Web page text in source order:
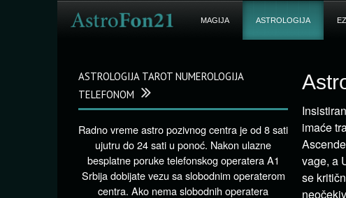
MAGIJA ASTROLOGIJA
imaće
vage, a
se
ASTROLOGIJA TAROT NUMEROLOGIJA
TELEFONOM
Radno vreme astro pozivnog centra je od 8 sati
ujutru do 24 sati u ponoć. Nakon ulazne
besplatne poruke telefonskog operatera A1
Srbija dobijate vezu sa slobodnim operaterom
centra. Ako nema slobodnih operatera